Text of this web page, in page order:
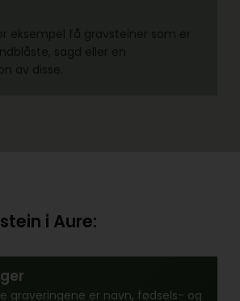
i Aure:
graveringene er navn, fødsels- og